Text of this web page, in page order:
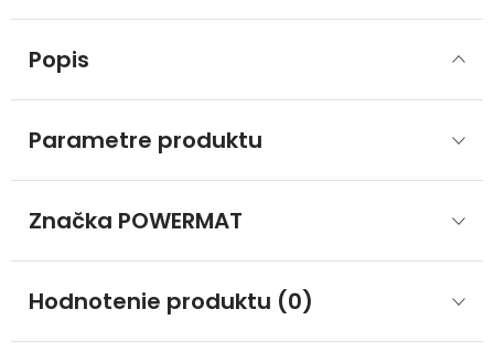
Popis
Parametre produktu
Značka POWERMAT
Hodnotenie produktu (0)